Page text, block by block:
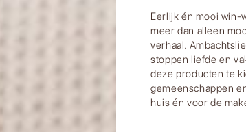
Eerlijk én mooi win-
meer dan alleen
verhaal.
stoppen liefde en
deze producten te
gemeenschappen
huis én voor de